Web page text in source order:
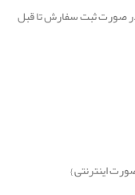
۱۶:۳۰ تا ۲۲ همان روز، در صورت ثبت سفارش تا قبل
اینترنتی }